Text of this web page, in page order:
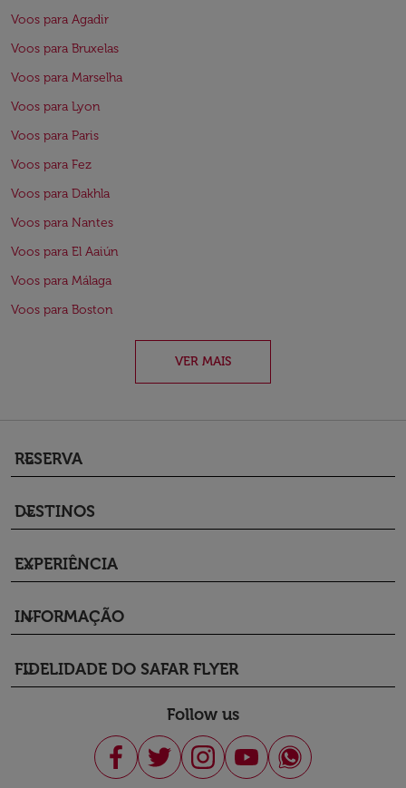
Voos para Agadir
Voos para Bruxelas
Voos para Marselha
Voos para Lyon
Voos para Paris
Voos para Fez
Voos para Dakhla
Voos para Nantes
Voos para El Aaiún
Voos para Málaga
Voos para Boston
VER MAIS
RESERVA
keyboard_arrow_down
DESTINOS
keyboard_arrow_down
EXPERIÊNCIA
keyboard_arrow_down
INFORMAÇÃO
keyboard_arrow_down
FIDELIDADE DO SAFAR FLYER
keyboard_arrow_down
Follow us